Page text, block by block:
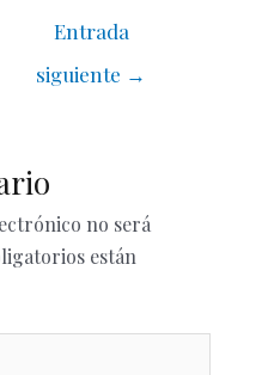
Entrada
siguiente →
no será
están